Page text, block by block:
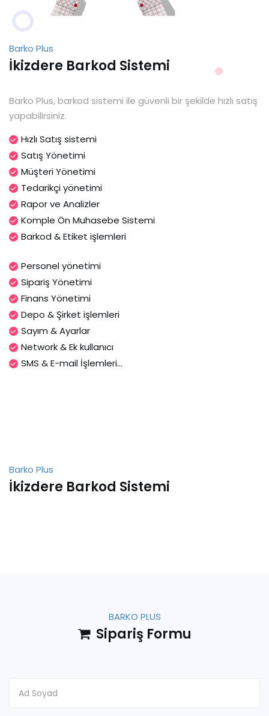
Barko Plus
İkizdere Barkod Sistemi
Barko Plus, barkod sistemi ile güvenli bir şekilde hızlı satış
yapabilirsiniz.
Hızlı Satış sistemi
Satış Yönetimi
Müşteri Yönetimi
Tedarikçi yönetimi
Rapor ve Analizler
Komple Ön Muhasebe Sistemi
Barkod & Etiket işlemleri
Personel yönetimi
Sipariş Yönetimi
Finans Yönetimi
Depo & Şirket işlemleri
Sayım & Ayarlar
Network & Ek kullanıcı
SMS & E-mail İşlemleri...
Barko Plus
İkizdere Barkod Sistemi
BARKO PLUS
Sipariş Formu